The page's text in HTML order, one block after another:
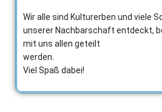
Wir alle sind Kulturerben und viele
unserer Nachbarschaft entdeckt,
mit uns allen geteilt
werden.
Viel Spaß dabei!